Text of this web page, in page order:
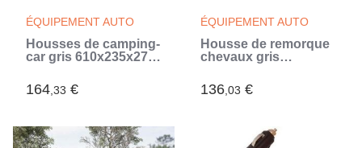
ÉQUIPEMENT AUTO
Housses de camping-
car gris 610x235x275
(Gris)
164,33 €
ÉQUIPEMENT AUTO
Housse de remorque
chevaux gris
non tissé (Gris)
136,03 €